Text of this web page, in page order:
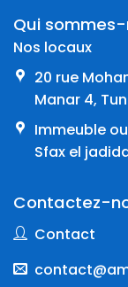
Qui
Nos locaux
20 rue
Manar 4,
Immeuble
Sfax el
Contactez-
Contact